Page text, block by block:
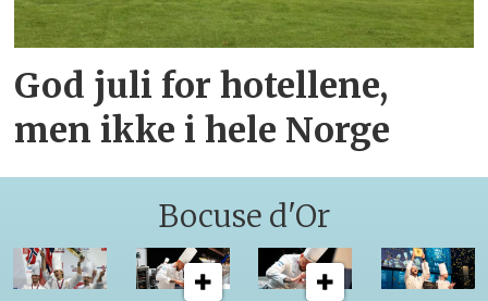
God juli for hotellene,
men ikke i hele Norge
Bocuse d'Or